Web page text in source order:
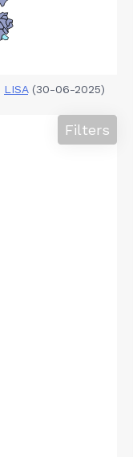
LISA(30-06-2025)
Filters